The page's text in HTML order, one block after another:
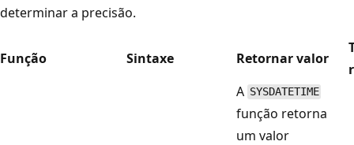
determinar a precisão.
Função Sintaxe Retornar valor
A SYSDATETIME
função retorna
um valor